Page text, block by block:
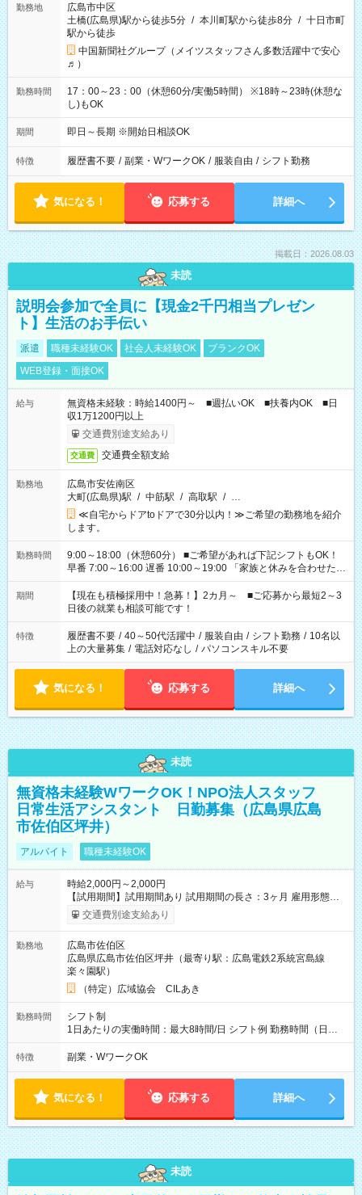
勤務地
広島市中区
土橋(広島県)駅から徒歩5分 / 本川町駅から徒歩8分 / 十日市町
駅から徒歩
中国新聞社グループ（メイツスタッフさん多数活躍中で安心
♬）
勤務時間
17：00～23：00（休憩60分/実働5時間） ※18時～23時(休憩な
し)もOK
期間 即日～長期 ※開始日相談OK
特徴 履歴書不要 / 副業・WワークOK / 服装自由 / シフト勤務
気になる！ 応募する 詳細へ
掲載日：2026.08.03
未読
説明会参加で全員に【現金2千円相当プレゼン
ト】生活のお手伝い
派遣 職種未経験OK 社会人未経験OK
ブランクOK
WEB登録・面接OK
給与
無資格未経験：時給1400円～ ■週払いOK ■扶養内OK ■日
収1万1200円以上
交通費別途支給あり
交通費 交通費全額支給
勤務地
広島市安佐南区
大町(広島県)駅 / 中筋駅 / 高取駅 / …
≪自宅からドアtoドアで30分以内！≫ご希望の勤務地を紹介
します。
勤務時間
9:00～18:00（休憩60分） ■ご希望があれば下記シフトもOK！
早番 7:00～16:00 遅番 10:00～19:00 「家族と休みを合わせた
い」 「余裕を持って夕飯の準備がしたい」 「できれば残業はし
たくない」 など、ご希望を教えてくださいね。 ※Wワーク希望
の方へ 今ご覧のお仕事で希望する勤務時間と、もう1つのお仕事
の勤務時間。 合計で週40時間を超える場合は応募できません。
期間
【現在も積極採用中！急募！】2カ月～ ■ご応募から最短2～3
日後の就業も相談可能です！
特徴 履歴書不要 / 40～50代活躍中 / 服装自由 / シフト勤務 / 10名以
上の大量募集 / 電話対応なし / パソコンスキル不要
気になる！ 応募する 詳細へ
未読
無資格未経験WワークOK！NPO法人スタッフ
日常生活アシスタント 日勤募集（広島県広島
市佐伯区坪井）
アルバイト 職種未経験OK
給与
時給2,000円～2,000円
【試用期間】試用期間あり 試用期間の長さ：3ヶ月 雇用形態、
給与は本採用時と同じです。
交通費別途支給あり
勤務地
広島市佐伯区
広島県広島市佐伯区坪井（最寄り駅：広島電鉄2系統宮島線
楽々園駅）
（特定）広域協会 CILあき
勤務時間
シフト制
1日あたりの実働時間：最大8時間/日 シフト例 勤務時間（日
勤）・8時～18時 （実働時間8時間 待機休憩2時間）（日勤1回
あたりの給与 2万円）
特徴 副業・WワークOK
気になる！ 応募する 詳細へ
未読